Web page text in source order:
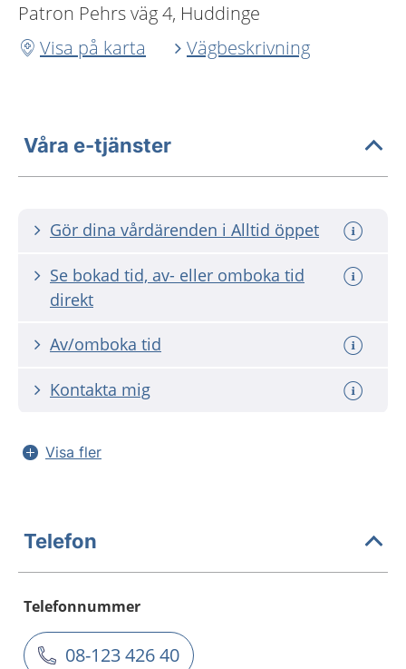
Patron Pehrs väg 4, Huddinge
Visa på karta
Vägbeskrivning
Våra e-tjänster
Gör dina vårdärenden i Alltid öppet
Se bokad tid, av- eller omboka tid
direkt
Av/omboka tid
Kontakta mig
Visa fler
Telefon
Telefonnummer
08-123 426 40